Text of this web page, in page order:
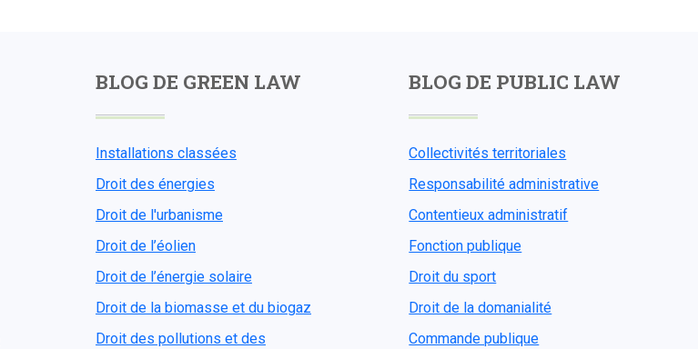
BLOG DE GREEN LAW
Installations classées
Droit des énergies
Droit de l'urbanisme
Droit de l’éolien
Droit de l’énergie solaire
Droit de la biomasse et du biogaz
Droit des pollutions et des
BLOG DE PUBLIC LAW
Collectivités territoriales
Responsabilité administrative
Contentieux administratif
Fonction publique
Droit du sport
Droit de la domanialité
Commande publique